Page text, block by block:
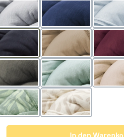
lightgrey navy
black nougat
olive mint
BotanicGreen BotanicVanilla
gewünschten Wert ein oder benutze
In den